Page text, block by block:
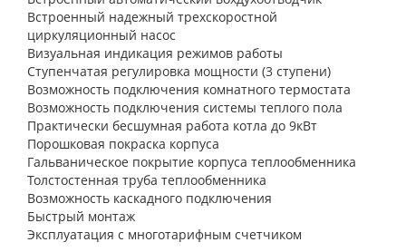
Встроенный надежный трехскоростной
циркуляционный насос
Визуальная индикация режимов работы
Ступенчатая регулировка мощности (3 ступени)
Возможность подключения комнатного термостата
Возможность подключения системы теплого пола
Практически бесшумная работа котла до 9кВт
Порошковая покраска корпуса
Гальваническое покрытие корпуса теплообменника
Толстостенная труба теплообменника
Возможность каскадного подключения
Быстрый монтаж
Эксплуатация с многотарифным счетчиком